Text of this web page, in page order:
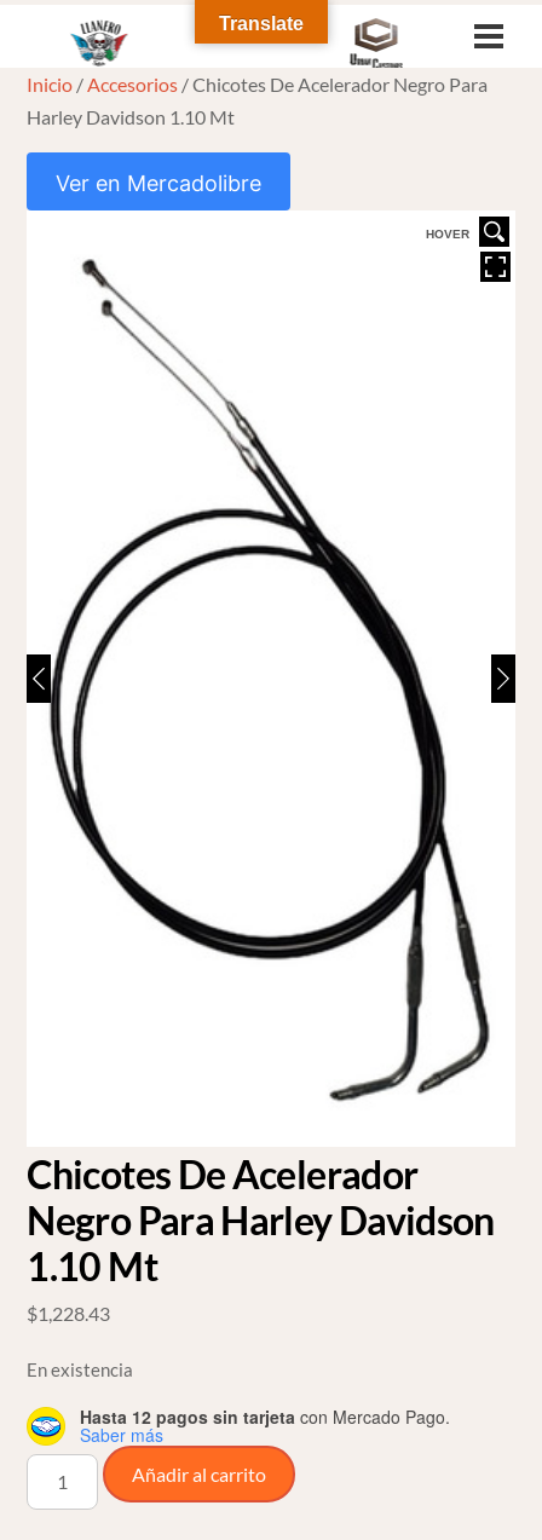
content
Inicio /Accesorios / Chicotes De Acelerador Negro Para
Harley Davidson 1.10 Mt
Ver en Mercadolibre
HOVER
Chicotes De Acelerador
Negro Para Harley Davidson
1.10 Mt
$1,228.43
En existencia
Hasta 12 pagos sin tarjeta con Mercado Pago.
Saber más
Chicotes
Añadir al carrito
Translate